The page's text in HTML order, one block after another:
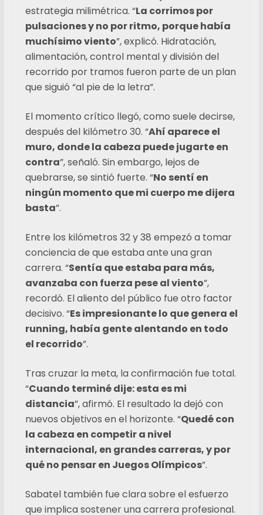
estrategia milimétrica. “La corrimos por
pulsaciones y no por ritmo, porque había
muchísimo viento”, explicó. Hidratación,
alimentación, control mental y división del
recorrido por tramos fueron parte de un plan
que siguió “al pie de la letra”.
El momento crítico llegó, como suele decirse,
después del kilómetro 30. “Ahí aparece el
muro, donde la cabeza puede jugarte en
contra”, señaló. Sin embargo, lejos de
quebrarse, se sintió fuerte. “No sentí en
ningún momento que mi cuerpo me dijera
basta”.
Entre los kilómetros 32 y 38 empezó a tomar
conciencia de que estaba ante una gran
carrera. “Sentía que estaba para más,
avanzaba con fuerza pese al viento”,
recordó. El aliento del público fue otro factor
decisivo. “Es impresionante lo que genera el
running, había gente alentando en todo
el recorrido”.
Tras cruzar la meta, la confirmación fue total.
“Cuando terminé dije: esta es mi
distancia”, afirmó. El resultado la dejó con
nuevos objetivos en el horizonte. “Quedé con
la cabeza en competir a nivel
internacional, en grandes carreras, y por
qué no pensar en Juegos Olímpicos”.
Sabatel también fue clara sobre el esfuerzo
que implica sostener una carrera profesional.